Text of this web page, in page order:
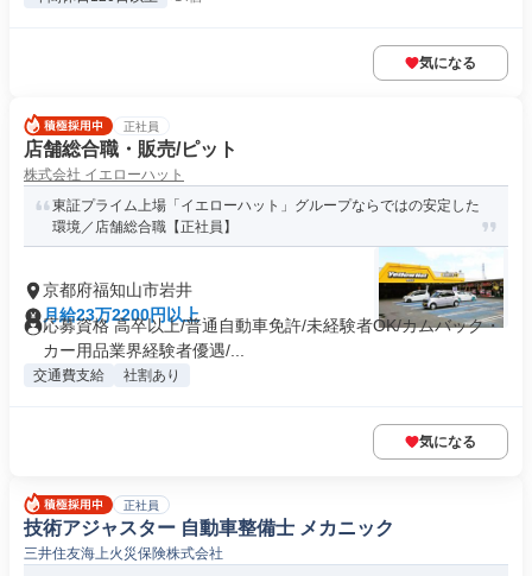
気になる
正社員
店舗総合職・販売/ピット
株式会社 イエローハット
東証プライム上場「イエローハット」グループならではの安定した
環境／店舗総合職【正社員】
京都府福知山市岩井
月給23万2200円以上
応募資格 高卒以上/普通自動車免許/未経験者OK/カムバック・
カー用品業界経験者優遇/...
交通費支給 社割あり
気になる
正社員
技術アジャスター 自動車整備士 メカニック
三井住友海上火災保険株式会社